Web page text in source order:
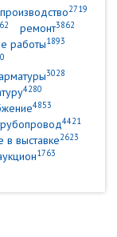
производство2719
ремонт3862
работы1893
3028
4280
4853
4421
в выставке2623
1763